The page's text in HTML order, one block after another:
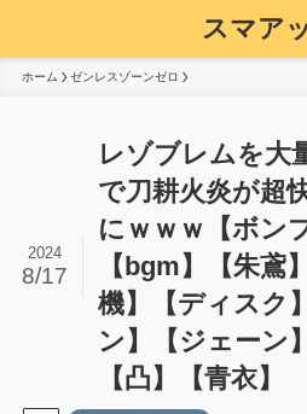
スマア
ホーム ゼンレスゾーンゼロ
レゾブレムを大
で刀耕火炎が超
にｗｗｗ【ボン
【bgm】【朱鳶
機】【ディスク
ン】【ジェーン
【凸】【青衣】
2024
8/17